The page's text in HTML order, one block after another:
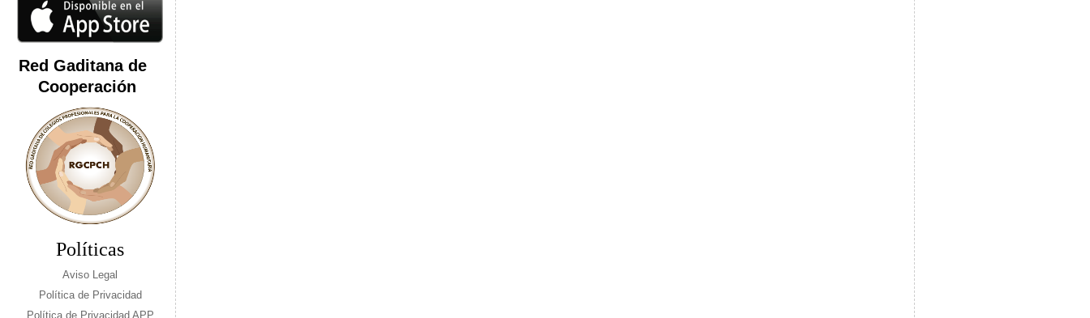
Red Gaditana de
Cooperación
Políticas
Aviso Legal
Política de Privacidad
Política de Privacidad APP